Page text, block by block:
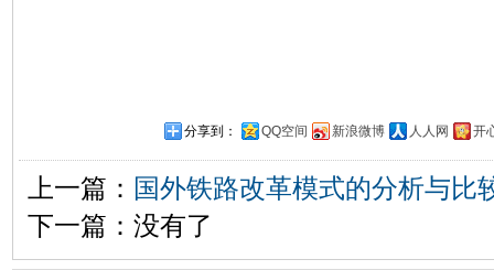
分享到： QQ空间 新浪微博 人人网 开
上一篇： 国外铁路改革模式的分析与比
下一篇：没有了